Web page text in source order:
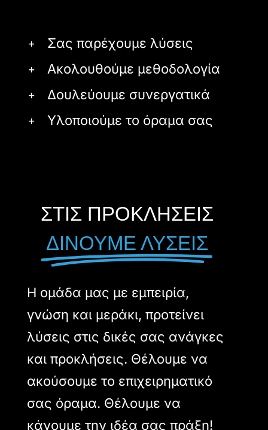
Σας παρέχουμε λύσεις
Ακολουθούμε μεθοδολογία
Δουλεύουμε συνεργατικά
Υλοποιούμε το όραμα σας
ΣΤΙΣ ΠΡΟΚΛΗΣΕΙΣ
ΔΙΝΟΥΜΕ ΛΥΣΕΙΣ
Η ομάδα μας με εμπειρία,
γνώση και μεράκι, προτείνει
λύσεις στις δικές σας ανάγκες
και προκλήσεις. Θέλουμε να
ακούσουμε το επιχειρηματικό
σας όραμα. Θέλουμε να
κάνουμε την ιδέα σας πράξη!